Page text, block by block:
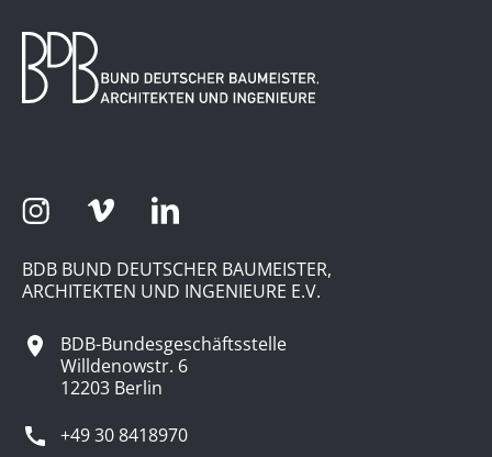
BDB BUND DEUTSCHER BAUMEISTER,
ARCHITEKTEN UND INGENIEURE E.V.
BDB-Bundesgeschäftsstelle
Willdenowstr. 6
12203 Berlin
+49 30 8418970